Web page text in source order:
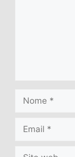
Nome
Email
Sito